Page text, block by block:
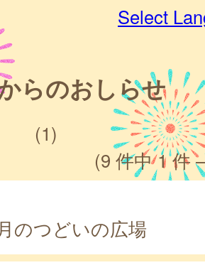
Select
らのおしらせ
(1)
(9 件中 1 件
のつどいの広場